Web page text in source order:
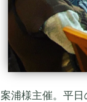
案浦様主催。平